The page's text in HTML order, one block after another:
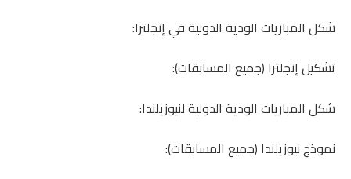
شكل المباريات الودية الدولية في إنجلترا:
تشكيل إنجلترا (جميع المسابقات):
شكل المباريات الودية الدولية لنيوزيلندا:
نموذج نيوزيلندا (جميع المسابقات):